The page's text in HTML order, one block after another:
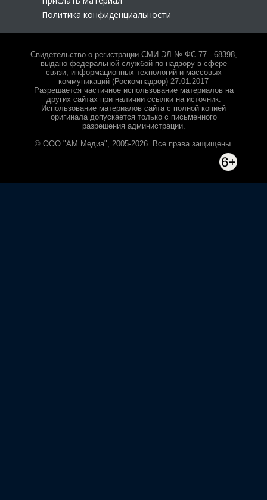
Политика конфиденциальности
Свидетельство о регистрации СМИ ЭЛ № ФС 77 - 68398,
выдано федеральной службой по надзору в сфере
связи, информационных технологий и массовых
коммуникаций (Роскомнадзор) 27.01.2017
Разрешается частичное использование материалов на
других сайтах при наличии ссылки на источник.
Использование материалов сайта с полной копией
оригинала допускается только с письменного
разрешения администрации.
© ООО "АМ Медиа", 2005-2026. Все права защищены.